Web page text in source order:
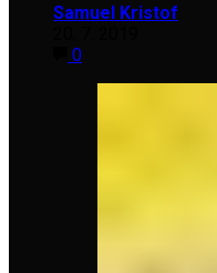
Samuel Kristof
0